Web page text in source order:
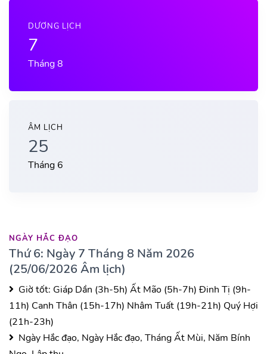
DƯƠNG LỊCH
7
Tháng 8
ÂM LỊCH
25
Tháng 6
NGÀY HẮC ĐẠO
Thứ 6: Ngày 7 Tháng 8 Năm 2026
(25/06/2026 Âm lịch)
Giờ tốt: Giáp Dần (3h-5h) Ất Mão (5h-7h) Đinh Tị (9h-
11h) Canh Thân (15h-17h) Nhâm Tuất (19h-21h) Quý Hợi
(21h-23h)
Ngày Hắc đạo, Ngày Hắc đạo, Tháng Ất Mùi, Năm Bính